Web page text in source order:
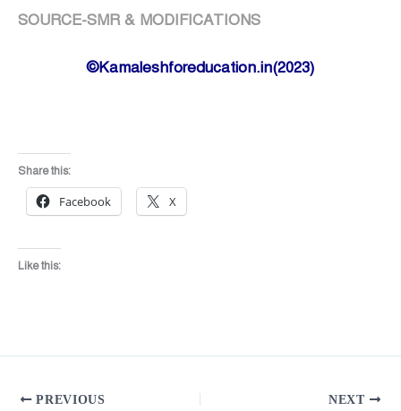
SOURCE-SMR & MODIFICATIONS
©Kamaleshforeducation.in(2023)
Share this:
Facebook X
Like this:
PREVIOUS NEXT